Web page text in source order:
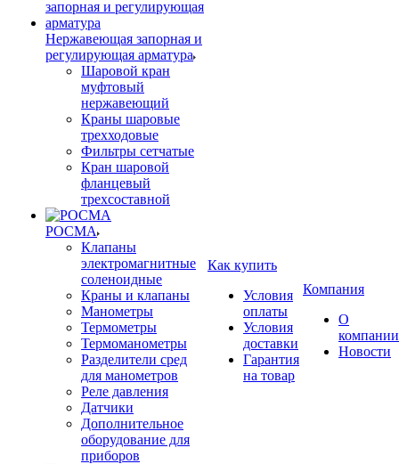
Нержавеющая запорная и
регулирующая арматура
Шаровой кран
муфтовый
нержавеющий
Краны шаровые
трехходовые
Фильтры сетчатые
Кран шаровой
фланцевый
трехсоставной
РОСМА
Клапаны
электромагнитные
соленоидные
Краны и клапаны
Манометры
Термометры
Термоманометры
Разделители сред
для манометров
Реле давления
Датчики
Дополнительное
оборудование для
приборов
Как купить
Условия
оплаты
Условия
доставки
Гарантия
на товар
Компания
О
компании
Новости